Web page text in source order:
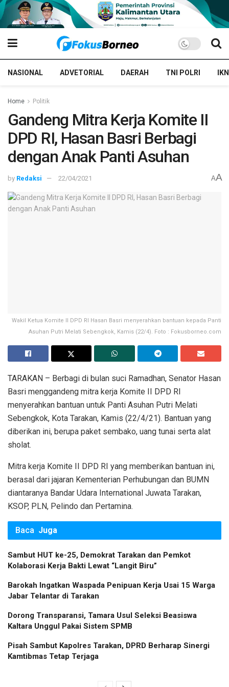
NASIONAL ADVETORIAL DAERAH TNI POLRI IKN
Home Politik
Gandeng Mitra Kerja Komite II
DPD RI, Hasan Basri Berbagi
dengan Anak Panti Asuhan
by Redaksi 22/04/2021 AA
Wakil Ketua Komite II DPD RI Hasan Basri menyerahkan bantuan kepada Panti
Asuhan Putri Melati Sebengkok, Kamis (22/4). Foto : Fokusborneo.com
TARAKAN – Berbagi di bulan suci Ramadhan, Senator Hasan
Basri menggandeng mitra kerja Komite II DPD RI
menyerahkan bantuan untuk Panti Asuhan Putri Melati
Sebengkok, Kota Tarakan, Kamis (22/4/21). Bantuan yang
diberikan ini, berupa paket sembako, uang tunai serta alat
sholat.
Mitra kerja Komite II DPD RI yang memberikan bantuan ini,
berasal dari jajaran Kementerian Perhubungan dan BUMN
diantaranya Bandar Udara International Juwata Tarakan,
KSOP, PLN, Pelindo dan Pertamina.
Baca Juga
Sambut HUT ke-25, Demokrat Tarakan dan Pemkot
Kolaborasi Kerja Bakti Lewat “Langit Biru”
Barokah Ingatkan Waspada Penipuan Kerja Usai 15 Warga
Jabar Telantar di Tarakan
Dorong Transparansi, Tamara Usul Seleksi Beasiswa
Kaltara Unggul Pakai Sistem SPMB
Pisah Sambut Kapolres Tarakan, DPRD Berharap Sinergi
Kamtibmas Tetap Terjaga